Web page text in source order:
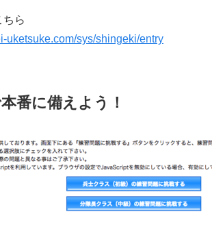
ちら
uketsuke.com/sys/shingeki/entry
番に備えよう！